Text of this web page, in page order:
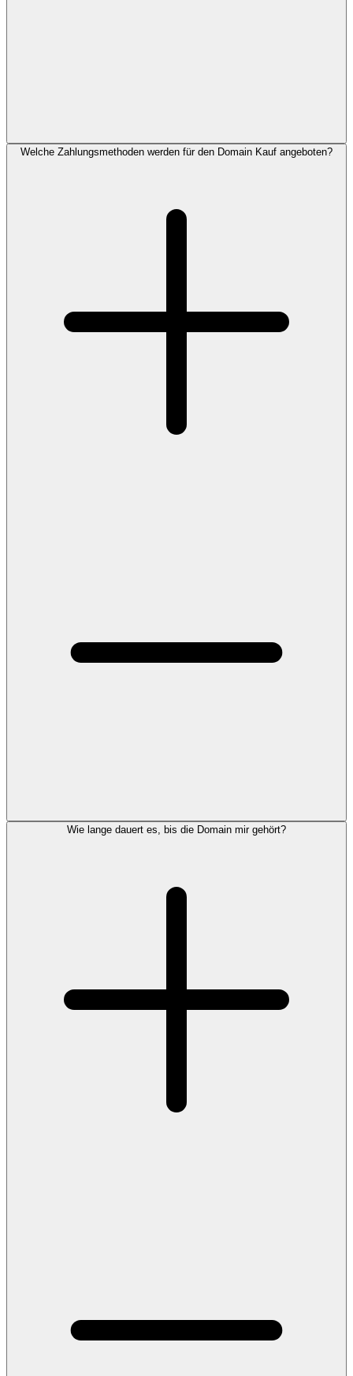
Welche Zahlungsmethoden werden für den Domain Kauf angeboten?
Wie lange dauert es, bis die Domain mir gehört?